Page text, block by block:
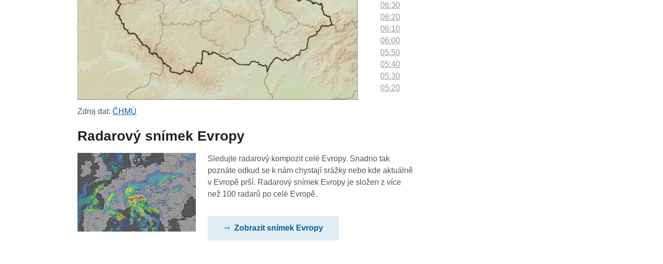
06:30
06:20
06:10
06:00
05:50
05:40
05:30
05:20
04:20
04:10
04:00
Zdroj dat:ČHMÚ
Radarový snímek Evropy
Sledujte radarový kompozit celé Evropy. Snadno tak
poznáte odkud se k nám chystají srážky nebo kde aktuálně
v Evropě prší. Radarový snímek Evropy je složen z více
než 100 radarů po celé Evropě.
Zobrazit snímek Evropy